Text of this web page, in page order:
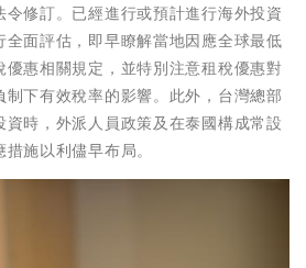
修訂。已經進行或預計進行海外投資
全面評估，即早瞭解當地因應全球最低
惠相關規定，並特別注意租稅優惠對
下有效稅率的影響。此外，台灣總部
時，外派人員政策及在泰國構成常設
施以利儘早布局。